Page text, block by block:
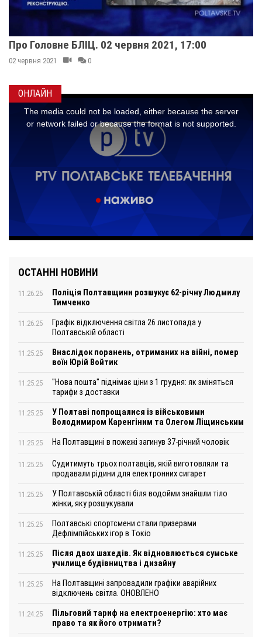
ОНЛАЙН
ОСТАННІ НОВИНИ
11.26.25
Поліція Полтавщини розшукує 62-річну Людмилу
Тимченко
11.26.25
Графік відключення світла 26 листопада у
Полтавській області
11.25.25
Внаслідок поранень, отриманих на війні, помер
воїн Юрій Войтик
11.25.25
"Нова пошта" піднімає ціни з 1 грудня: як зміняться
тарифи з доставки
11.25.25
У Полтаві попрощалися із військовими
Володимиром Каренгіним та Олегом Ліщинським
11.25.25 На Полтавщині в пожежі загинув 37-річний чоловік
11.25.25
Судитимуть трьох полтавців, якій виготовляли та
продавали рідини для електронних сигарет
11.25.25
У Полтавській області біля водойми знайшли тіло
жінки, яку розшукували
11.25.25
Полтавські спортсмени стали призерами
Дефлімпійських ігор в Токіо
11.25.25
Після двох шахедів. Як відновлюється сумське
училище будівництва і дизайну
11.25.25
На Полтавщині запровадили графіки аварійних
відключень світла. ОНОВЛЕНО
11.24.25
Пільговий тариф на електроенергію: хто має
право та як його отримати?
Про Головне БЛІЦ. 02 червня 2021, 17:00
02 червня 2021 0